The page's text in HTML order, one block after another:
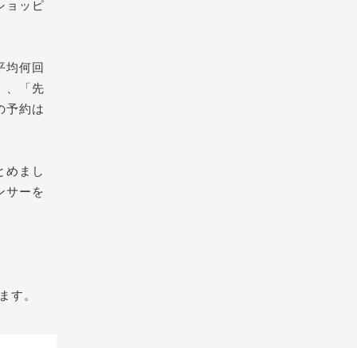
ョッピ
均何回
、「先
予約は
めまし
サーを
す。